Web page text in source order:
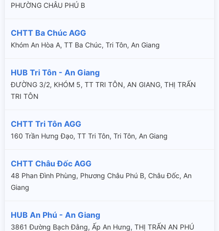
PHƯỜNG CHÂU PHÚ B
CHTT Ba Chúc AGG
Khóm An Hòa A, TT Ba Chúc, Tri Tôn, An Giang
HUB Tri Tôn - An Giang
ĐƯỜNG 3/2, KHÓM 5, TT TRI TÔN, AN GIANG, THỊ TRẤN
TRI TÔN
CHTT Tri Tôn AGG
160 Trần Hưng Đạo, TT Tri Tôn, Tri Tôn, An Giang
CHTT Châu Đốc AGG
48 Phan Đình Phùng, Phương Châu Phú B, Châu Đốc, An
Giang
HUB An Phú - An Giang
3861 Đường Bạch Đằng, Ấp An Hưng, THỊ TRẤN AN PHÚ